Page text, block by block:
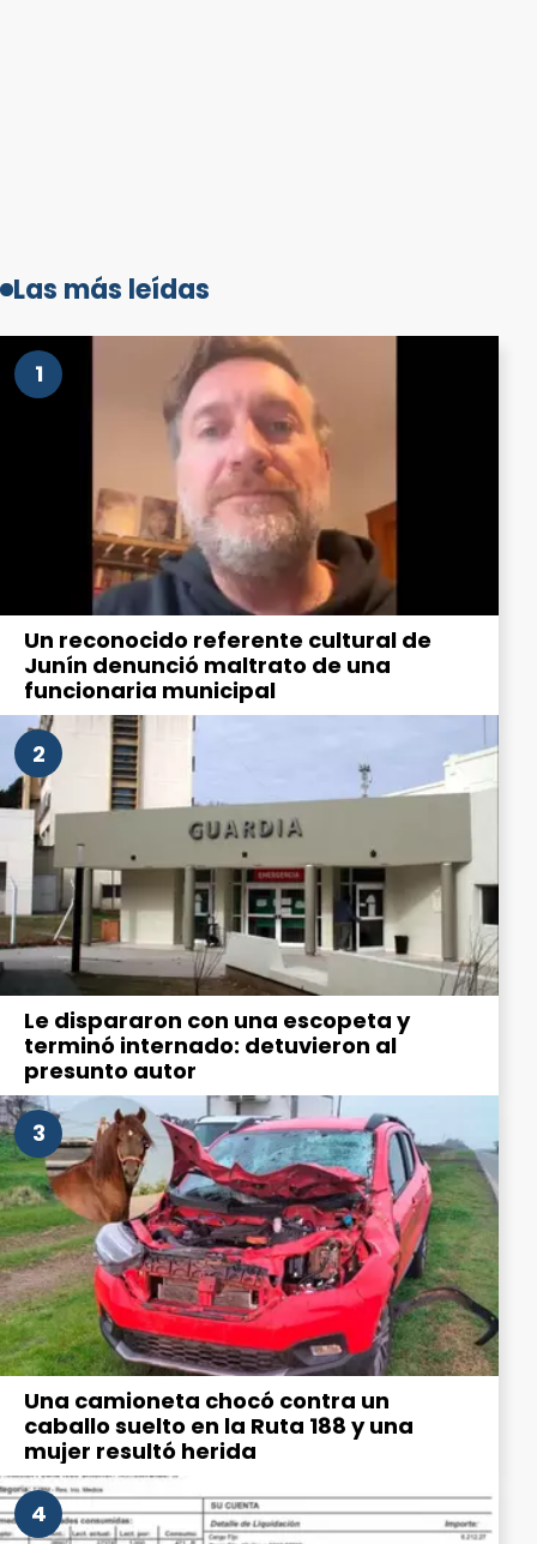
Las más leídas
1
Un reconocido referente cultural de
Junín denunció maltrato de una
funcionaria municipal
2
Le dispararon con una escopeta y
terminó internado: detuvieron al
presunto autor
3
Una camioneta chocó contra un
caballo suelto en la Ruta 188 y una
mujer resultó herida
4